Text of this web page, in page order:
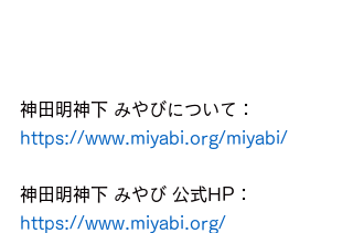
神田明神下 みやびについて：
https://www.miyabi.org/miyabi/
神田明神下 みやび 公式HP：
https://www.miyabi.org/